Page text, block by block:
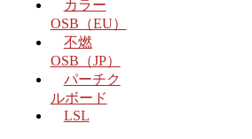
カラー
OSB（EU）
不燃
OSB（JP）
パーチク
ルボード
LSL